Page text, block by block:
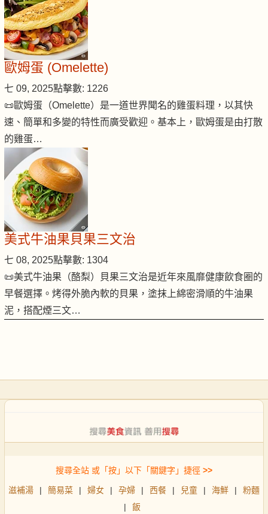
歐姆蛋 (Omelette)
七 09, 2025點擊數: 1226
📜歐姆蛋（Omelette）是一道世界聞名的雞蛋料理，以其快
速、簡單和多變的特性而廣受歡迎。基本上，歐姆蛋是由打散
的雞蛋…
美式牛油果貝果三文治
七 08, 2025點擊數: 1304
📜美式牛油果（酪梨）貝果三文治是近年來風靡健康飲食圈的
早餐選擇。烤得外脆內軟的貝果，塗抹上綿密滑順的牛油果
泥，搭配煙三文…
搜尋全站 或「按」以下「關鍵字」捷徑 >>
滋補湯 | 簡易菜 | 婦女 | 孕婦 | 西餐 | 兒童 | 海鮮 |
粉麵
|
飯